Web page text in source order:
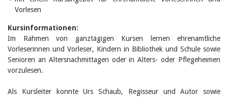
Julie Greub
Ursula Strahm
Sandra Dettwyler
Javier Lopez
Céline Graf
Felicitas Isler
Therese von Weissenfluh
Vorlesen
Kursinformationen:
Im Rahmen von ganztägigen Kursen lernen ehrenamtliche
Vorleserinnen und Vorleser, Kindern in Bibliothek und Schule sowie
Senioren an Altersnachmittagen oder in Alters- oder Pflegeheimen
vorzulesen.
Als Kursleiter konnte Urs Schaub, Regisseur und Autor sowie